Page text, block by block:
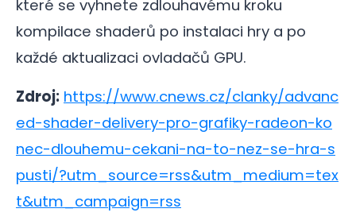
které se vyhnete zdlouhavému kroku
kompilace shaderů po instalaci hry a po
každé aktualizaci ovladačů GPU.
Zdroj: https://www.cnews.cz/clanky/advanc
ed-shader-delivery-pro-grafiky-radeon-ko
nec-dlouhemu-cekani-na-to-nez-se-hra-s
pusti/?utm_source=rss&utm_medium=tex
t&utm_campaign=rss